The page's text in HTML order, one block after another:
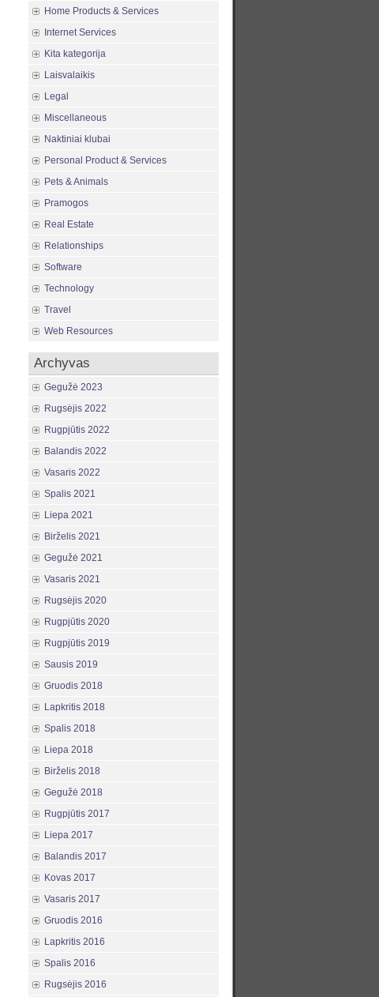
Home Products & Services
Internet Services
Kita kategorija
Laisvalaikis
Legal
Miscellaneous
Naktiniai klubai
Personal Product & Services
Pets & Animals
Pramogos
Real Estate
Relationships
Software
Technology
Travel
Web Resources
Archyvas
Gegužė 2023
Rugsėjis 2022
Rugpjūtis 2022
Balandis 2022
Vasaris 2022
Spalis 2021
Liepa 2021
Birželis 2021
Gegužė 2021
Vasaris 2021
Rugsėjis 2020
Rugpjūtis 2020
Rugpjūtis 2019
Sausis 2019
Gruodis 2018
Lapkritis 2018
Spalis 2018
Liepa 2018
Birželis 2018
Gegužė 2018
Rugpjūtis 2017
Liepa 2017
Balandis 2017
Kovas 2017
Vasaris 2017
Gruodis 2016
Lapkritis 2016
Spalis 2016
Rugsėjis 2016